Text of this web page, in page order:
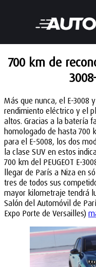
700 km de
Más que nunca, el E-3008
rendimiento eléctrico y el
altos. Gracias a la batería
homologado de hasta 700
para el E-5008, los dos
la clase SUV en estos
700 km del PEUGEOT E-
llegar de París a Niza en
tres de todos sus
mayor kilometraje tendrá
Salón del Automóvil de
Expo Porte de Versailles)